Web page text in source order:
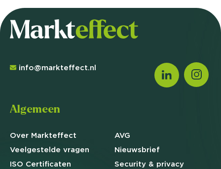
info@markteffect.nl
Algemeen
Over Markteffect
Veelgestelde vragen
ISO Certificaten
AVG
Nieuwsbrief
Security & privacy